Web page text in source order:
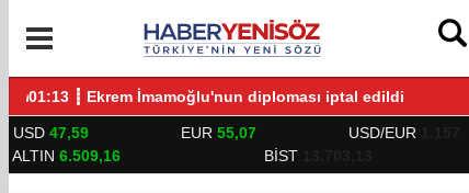
BULUŞTU
01:13 ┋ Ekrem İmamoğlu'nun diploması iptal edildi
USD 47,59 EUR 55,07 USD/EUR
ALTIN 6.509,16 BİST